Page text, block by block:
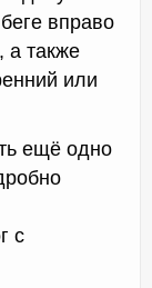
вправо
а также
или
ещё одно
с